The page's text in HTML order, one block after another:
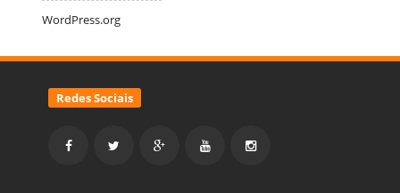
WordPress.org
Redes Sociais